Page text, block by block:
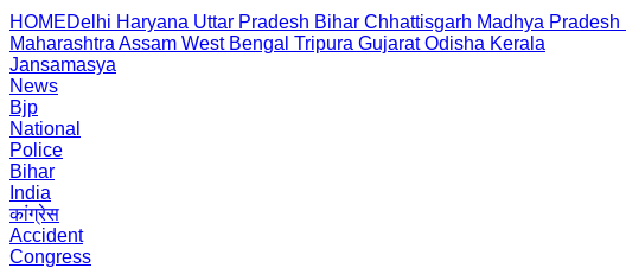
HOMEDelhi Haryana Uttar Pradesh Bihar Chhattisgarh Madhya Pradesh
Maharashtra Assam West Bengal Tripura Gujarat Odisha Kerala
Jansamasya
News
Bjp
National
Police
Bihar
India
कांग्रेस
Accident
Congress